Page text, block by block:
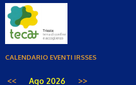
CALENDARIO EVENTI IRSSES
<< Ago 2026 >>